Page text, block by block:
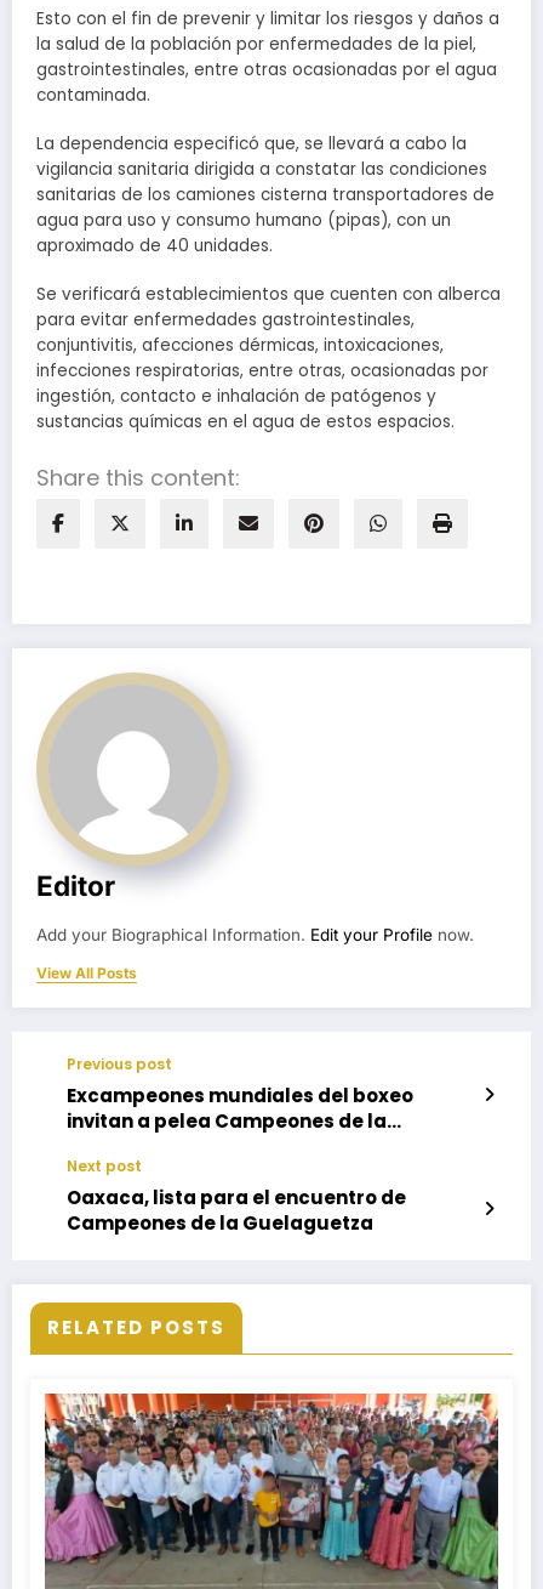
Esto con el fin de prevenir y limitar los riesgos y daños a
la salud de la población por enfermedades de la piel,
gastrointestinales, entre otras ocasionadas por el agua
contaminada.
La dependencia especificó que, se llevará a cabo la
vigilancia sanitaria dirigida a constatar las condiciones
sanitarias de los camiones cisterna transportadores de
agua para uso y consumo humano (pipas), con un
aproximado de 40 unidades.
Se verificará establecimientos que cuenten con alberca
para evitar enfermedades gastrointestinales,
conjuntivitis, afecciones dérmicas, intoxicaciones,
infecciones respiratorias, entre otras, ocasionadas por
ingestión, contacto e inhalación de patógenos y
sustancias químicas en el agua de estos espacios.
Share this content:
Editor
Add your Biographical Information. Edit your Profile now.
View All Posts
Previous post
Excampeones mundiales del boxeo
invitan a pelea Campeones de la
Next post
Oaxaca, lista para el encuentro de
Campeones de la Guelaguetza
RELATED POSTS